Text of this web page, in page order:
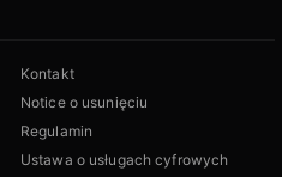
Kontakt
Notice o usunięciu
Regulamin
Ustawa o usługach cyfrowych